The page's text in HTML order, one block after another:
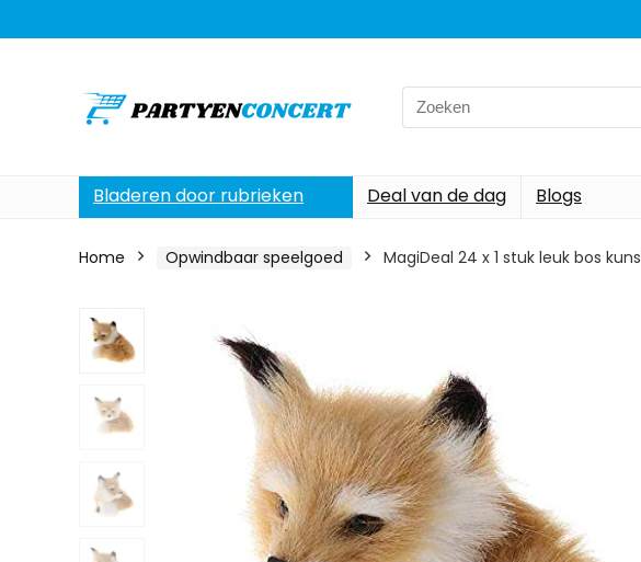
Search
for:
Bladeren door rubrieken Deal van de dag Blogs
Home Opwindbaar speelgoed MagiDeal 24 x 1 stuk leuk bos